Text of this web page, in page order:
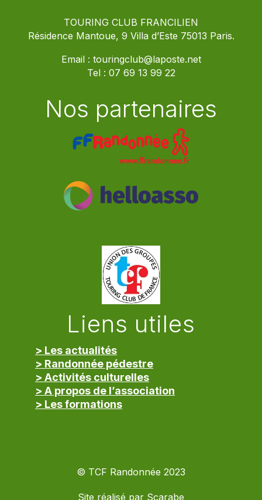
TOURING CLUB FRANCILIEN
Résidence Mantoue, 9 Villa d’Este 75013 Paris.
Email : touringclub@laposte.net
Tel : 07 69 13 99 22
Nos partenaires
Liens utiles
> Les actualités
> Randonnée pédestre
> Activités culturelles
> A propos de l’association
> Les formations
© TCF Randonnée 2023
Site réalisé par Scarabe